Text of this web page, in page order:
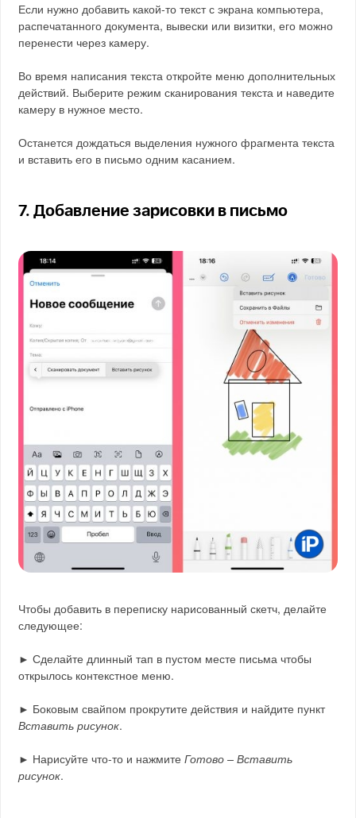
Если нужно добавить какой-то текст с экрана компьютера,
распечатанного документа, вывески или визитки, его можно
перенести через камеру.
Во время написания текста откройте меню дополнительных
действий. Выберите режим сканирования текста и наведите
камеру в нужное место.
Останется дождаться выделения нужного фрагмента текста
и вставить его в письмо одним касанием.
7. Добавление зарисовки в письмо
Чтобы добавить в переписку нарисованный скетч, делайте
следующее:
► Сделайте длинный тап в пустом месте письма чтобы
открылось контекстное меню.
► Боковым свайпом прокрутите действия и найдите пункт
Вставить рисунок.
► Нарисуйте что-то и нажмитеГотово – Вставить
рисунок.